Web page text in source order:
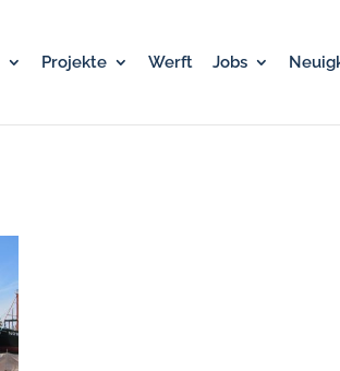
Projekte Werft Jobs